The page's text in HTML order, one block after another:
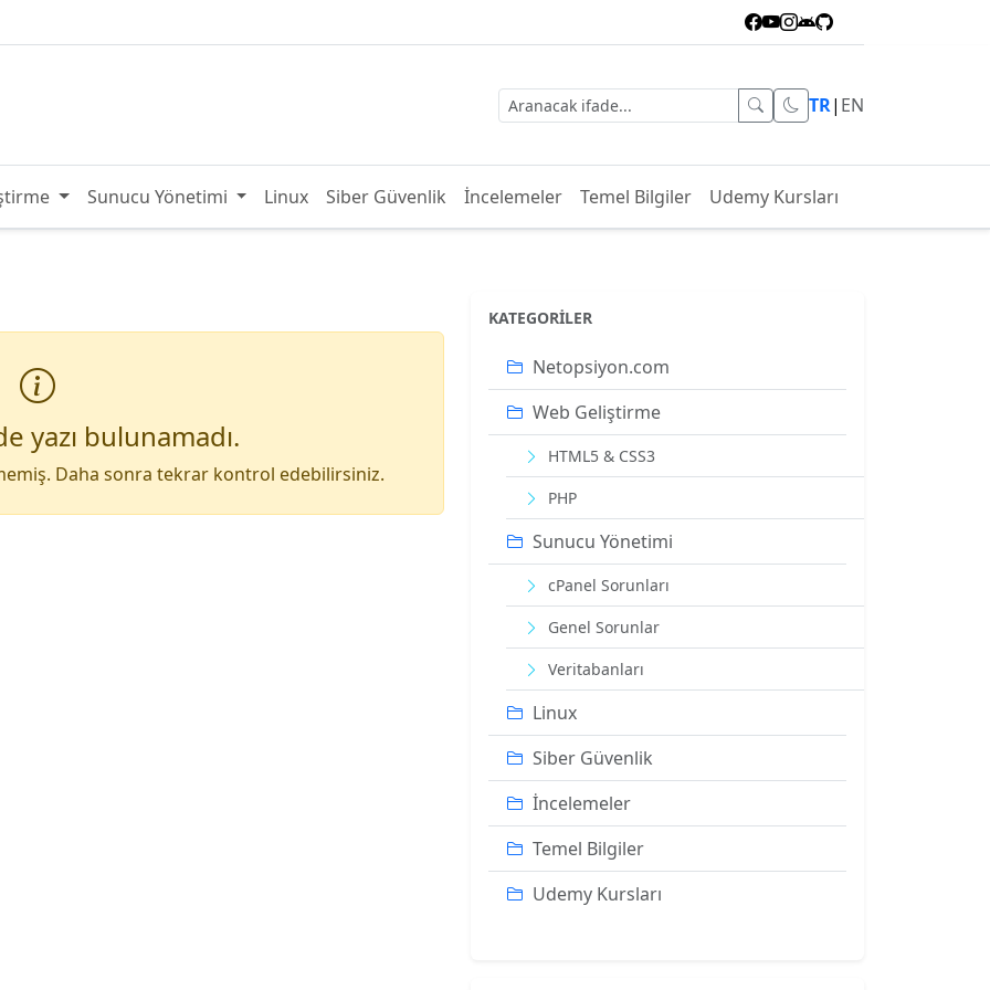
TR| EN
Sunucu Yönetimi Linux Siber Güvenlik İncelemeler Temel Bilgiler Udemy Kursları
yazı bulunamadı.
Daha sonra tekrar kontrol edebilirsiniz.
KATEGORILER
Netopsiyon.com
Web Geliştirme
HTML5 & CSS3
PHP
Sunucu Yönetimi
cPanel Sorunları
Genel Sorunlar
Veritabanları
Linux
Siber Güvenlik
İncelemeler
Temel Bilgiler
Udemy Kursları